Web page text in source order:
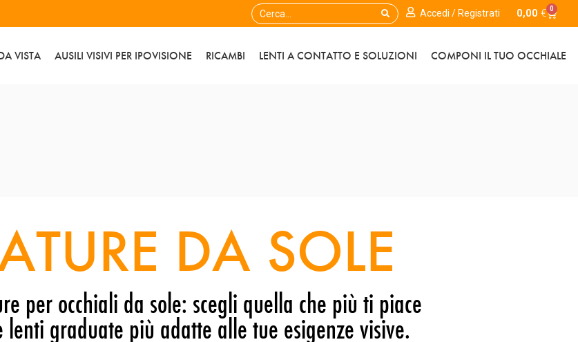
Accedi / Registrati 0,00 € 0
VISTA AUSILI VISIVI PER IPOVISIONE RICAMBI LENTI A CONTATTO E SOLUZIONI COMPONI IL TUO OCCHIALE
DA SOLE
per occhiali da sole: scegli quella che più ti piace
lenti graduate più adatte alle tue esigenze visive.